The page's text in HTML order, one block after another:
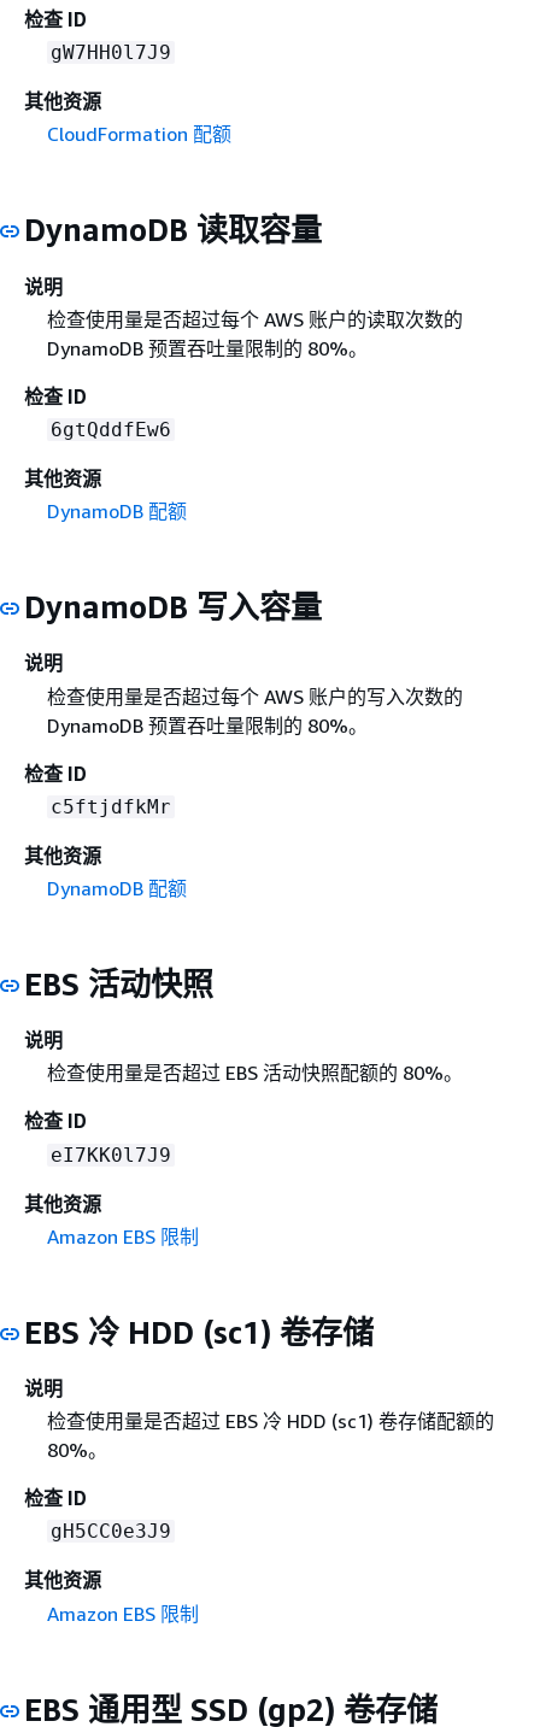
检查 ID
gW7HH0l7J9
其他资源
CloudFormation 配额
DynamoDB 读取容量
说明
检查使用量是否超过每个 AWS 账户的读取次数的
DynamoDB 预置吞吐量限制的 80%。
检查 ID
6gtQddfEw6
其他资源
DynamoDB 配额
DynamoDB 写入容量
说明
检查使用量是否超过每个 AWS 账户的写入次数的
DynamoDB 预置吞吐量限制的 80%。
检查 ID
c5ftjdfkMr
其他资源
DynamoDB 配额
EBS 活动快照
说明
检查使用量是否超过 EBS 活动快照配额的 80%。
检查 ID
eI7KK0l7J9
其他资源
Amazon EBS 限制
EBS 冷 HDD (sc1) 卷存储
说明
检查使用量是否超过 EBS 冷 HDD (sc1) 卷存储配额的
80%。
检查 ID
gH5CC0e3J9
其他资源
Amazon EBS 限制
EBS 通用型 SSD (gp2) 卷存储